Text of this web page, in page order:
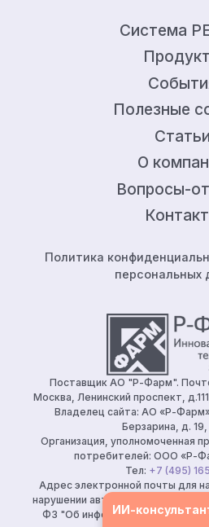
Система
Полезные
Статьи
О
Вопросы-
Политика
персональных
Поставщик АО "Р-Фарм".
Москва, Ленинский проспект,
Владелец сайта: АО «Р-
Берзарина, д. 19,
Организация, уполномоченная
потребителей: ООО «Р-
Тел: +7 (495)
Адрес электронной почты для
нарушении авторских и (или)
ФЗ "Об информации,
ИИ-